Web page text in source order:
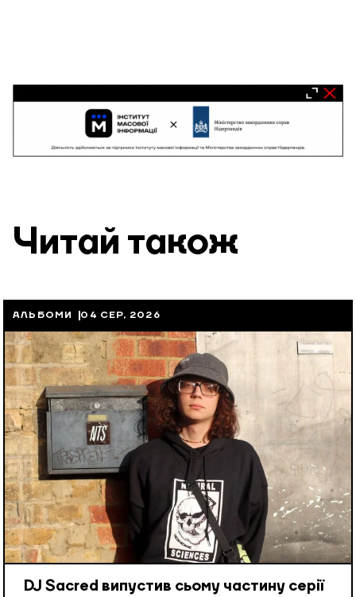
Читай також
АЛЬБОМИ 04 СЕР, 2026
DJ Sacred випустив сьому частину серії